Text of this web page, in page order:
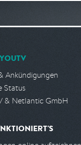
YOUTV
Ankündigungen
Status
& Netlantic GmbH